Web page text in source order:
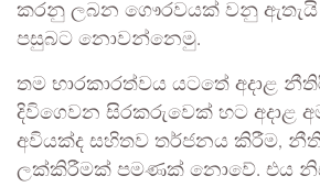
කරනු ලබන ගෞරවයක් වනු ඇතැයි
පසුබට නොවන්නෙමු.
තම භාරකාරත්වය යටතේ අදාළ
දිවිගෙවන සිරකරුවෙක් හට අදාළ
අවියක්ද සහිතව තර්ජනය කිරීම,
ලක්කිරීමක් පමණක් නොවේ. එය